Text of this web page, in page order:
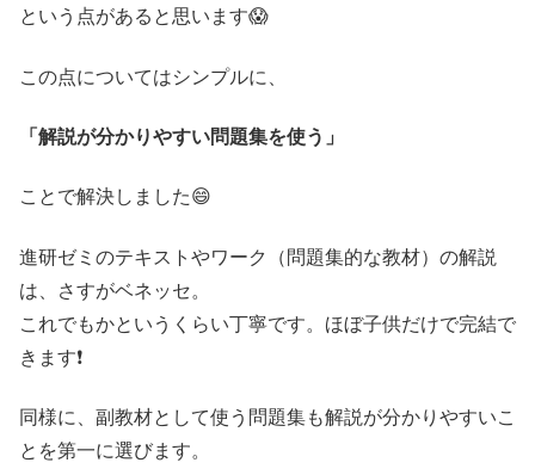
という点があると思います😱
この点についてはシンプルに、
「解説が分かりやすい問題集を使う」
ことで解決しました😄
進研ゼミのテキストやワーク（問題集的な教材）の解説
は、さすがベネッセ。
これでもかというくらい丁寧です。ほぼ子供だけで完結で
きます❗
同様に、副教材として使う問題集も解説が分かりやすいこ
とを第一に選びます。